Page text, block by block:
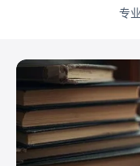
Java
Andorid
UI/UX
平面设
医疗/健康
品
JavaScript
专